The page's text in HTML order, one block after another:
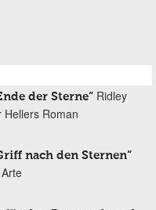
der Sterne“ Ridley
Hellers Roman
nach den Sternen“